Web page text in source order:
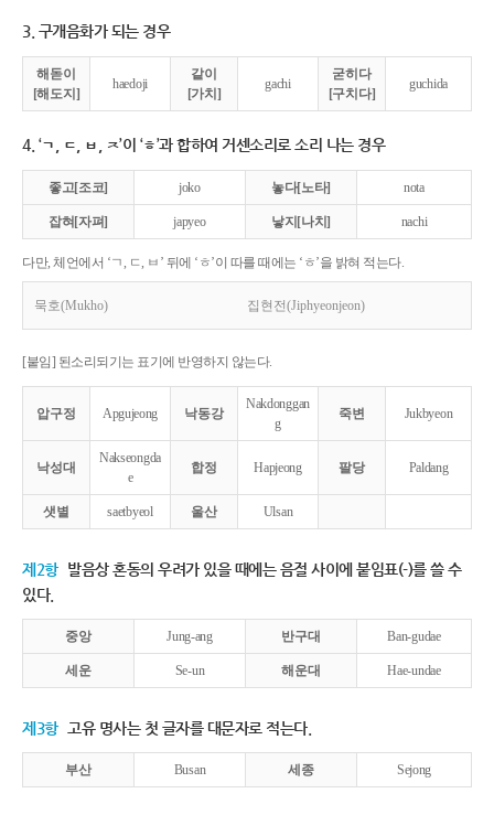
3. 구개음화가 되는 경우
해돋이
[해도지]
haedoji
같이
[가치]
gachi
굳히다
[구치다]
guchida
4. ‘ㄱ, ㄷ, ㅂ, ㅈ’이 ‘ㅎ’과 합하여 거센소리로 소리 나는 경우
좋고[조코] joko 놓다[노타] nota
잡혀[자펴] japyeo 낳지[나치] nachi
다만, 체언에서 ‘ㄱ, ㄷ, ㅂ’ 뒤에 ‘ㅎ’이 따를 때에는 ‘ㅎ’을 밝혀 적는다.
묵호(Mukho) 집현전(Jiphyeonjeon)
[붙임] 된소리되기는 표기에 반영하지 않는다.
압구정 Apgujeong 낙동강
Nakdonggan
g
죽변 Jukbyeon
낙성대
Nakseongda
e
합정 Hapjeong 팔당 Paldang
샛별 saetbyeol 울산 Ulsan
제2항 발음상 혼동의 우려가 있을 때에는 음절 사이에 붙임표(-)를 쓸 수
있다.
중앙 Jung-ang 반구대 Ban-gudae
세운 Se-un 해운대 Hae-undae
제3항 고유 명사는 첫 글자를 대문자로 적는다.
부산 Busan 세종 Sejong